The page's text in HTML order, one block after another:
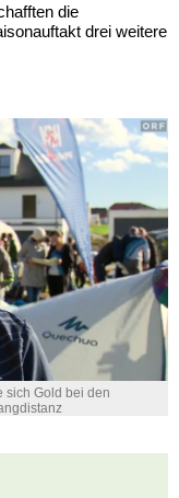
die
drei weitere
sich Gold bei den